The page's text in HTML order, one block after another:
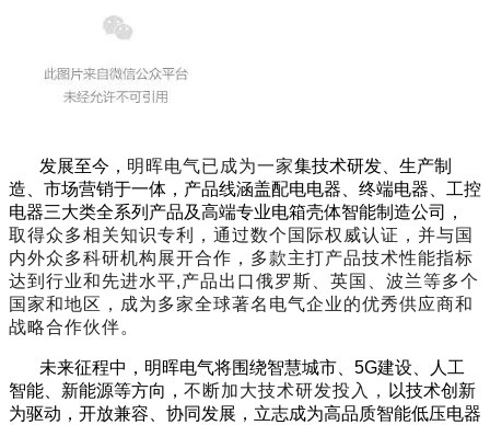
发展至今， 明晖电气已成为一家集技术研发、生产制
造、市场营销于一体，产品线涵盖配电电器、终端电器、工控
电器三大类全系列产品及高端专业电箱壳体智能制造公司，
取得众多相关知识专利，通过数个国际权威认证，并与国
内外众多科研机构展开合作，多款主打产品技术性能指标
达到行业和先进水平,产品出口俄罗斯、英国、波兰等多个
国家和地区，成为多家全球著名电气企业的优秀供应商和
战略合作伙伴。
未来征程中，明晖电气将围绕智慧城市、5G建设、人工
智能、新能源等方向， 不断加大技术研发投入，
以技术创新
为驱动，开放兼容、协同发展，立志成为高品质智能低压电器